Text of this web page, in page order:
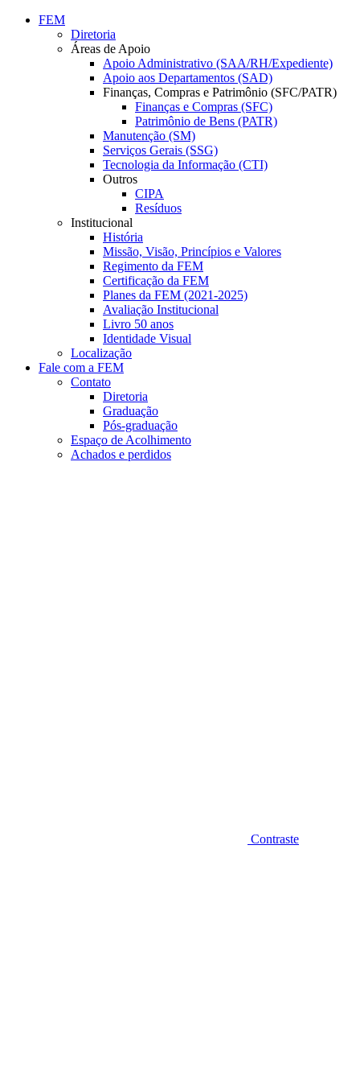
Conteúdo principal
FEM
Diretoria
Áreas de Apoio
Apoio Administrativo (SAA/RH/Expediente)
Apoio aos Departamentos (SAD)
Finanças, Compras e Patrimônio (SFC/PATR)
Finanças e Compras (SFC)
Patrimônio de Bens (PATR)
Manutenção (SM)
Serviços Gerais (SSG)
Tecnologia da Informação (CTI)
Outros
CIPA
Resíduos
Institucional
História
Missão, Visão, Princípios e Valores
Regimento da FEM
Certificação da FEM
Planes da FEM (2021-2025)
Avaliação Institucional
Livro 50 anos
Identidade Visual
Localização
Fale com a FEM
Contato
Diretoria
Graduação
Pós-graduação
Espaço de Acolhimento
Achados e perdidos
Contraste